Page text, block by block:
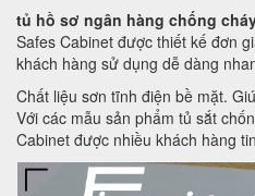
tủ hồ sơ ngân hàng chống
Safes Cabinet được thiết kế đơn
khách hàng sử dụng dễ dàng
Chất liệu sơn tĩnh điện bề mặt.
Với các mẫu sản phẩm tủ sắt
Cabinet được nhiều khách hàng